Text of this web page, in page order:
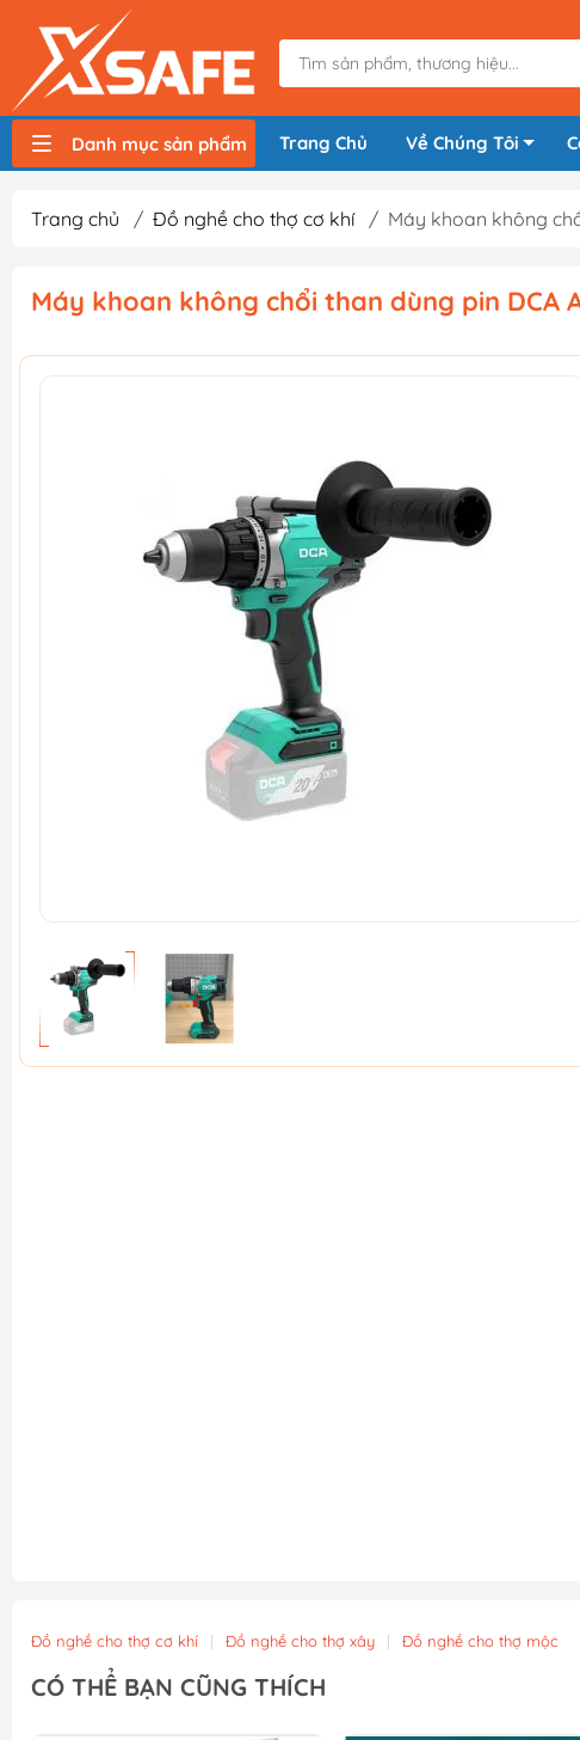
Danh mục sản phẩm Trang Chủ Về Chúng Tôi
Trang chủ / Đồ nghề cho thợ cơ khí / Máy khoan không
Máy khoan không chổi than dùng pin DCA
Đồ nghề cho thợ cơ khí | Đồ nghề cho thợ xây | Đồ nghề cho thợ mộc
CÓ THỂ BẠN CŨNG THÍCH